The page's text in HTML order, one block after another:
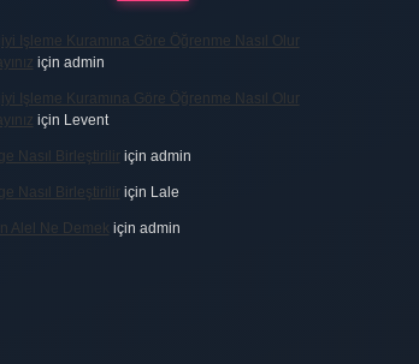
Işleme Kuramına Göre Öğrenme Nasıl Olur
için admin
Işleme Kuramına Göre Öğrenme Nasıl Olur
için Levent
Nasıl Birleştirilir için admin
Nasıl Birleştirilir için Lale
Alel Ne Demek için admin